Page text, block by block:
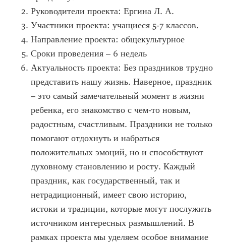
Руководители проекта: Ергина Л. А.
Участники проекта: учащиеся 5-7 классов.
Направление проекта: общекультурное
Сроки проведения – 6 недель
Актуальность проекта: Без праздников трудно
представить нашу жизнь. Наверное, праздник
– это самый замечательный момент в жизни
ребенка, его знакомство с чем-то новым,
радостным, счастливым. Праздники не только
помогают отдохнуть и набраться
положительных эмоций, но и способствуют
духовному становлению и росту. Каждый
праздник, как государственный, так и
нетрадиционный, имеет свою историю,
истоки и традиции, которые могут послужить
источником интересных размышлений. В
рамках проекта мы уделяем особое внимание